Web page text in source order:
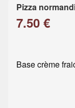
Pizza
7.50 €
Base crème